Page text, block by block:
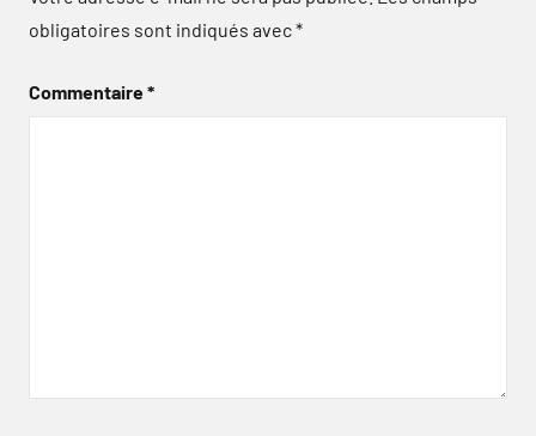
obligatoires sont indiqués avec*
Commentaire*